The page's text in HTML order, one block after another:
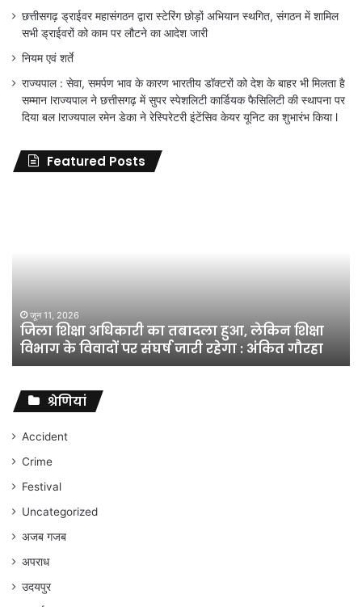
छत्तीसगढ़ ड्राईवर महासंगठन द्वारा स्टेरिंग छोड़ों अभियान स्थगित, संगठन में शामिल
सभी ड्राईवरों को काम पर लौटने का आदेश जारी
नियम एवं शर्ते
राज्यपाल : सेवा, समर्पण भाव के कारण भारतीय डॉक्टरों को देश के बाहर भी मिलता है
सम्मान lराज्यपाल ने छत्तीसगढ़ में सुपर स्पेशलिटी कार्डियक फैसिलिटी की स्थापना पर
दिया बल lराज्यपाल रमेन डेका ने रेस्पिरेटरी इंटेंसिव केयर यूनिट का शुभारंभ किया l
Featured Posts
शिक्षा
विभाग
विवादों
संघर्ष
जारी
रहेगा
अंकित
गौरहा
जून 11, 2026
जिला शिक्षा अधिकारी का तबादला हुआ, लेकिन शिक्षा
विभाग के विवादों पर संघर्ष जारी रहेगा : अंकित गौरहा
श्रेणियां
Accident
Crime
Festival
Uncategorized
अजब गजब
अपराध
उदयपुर